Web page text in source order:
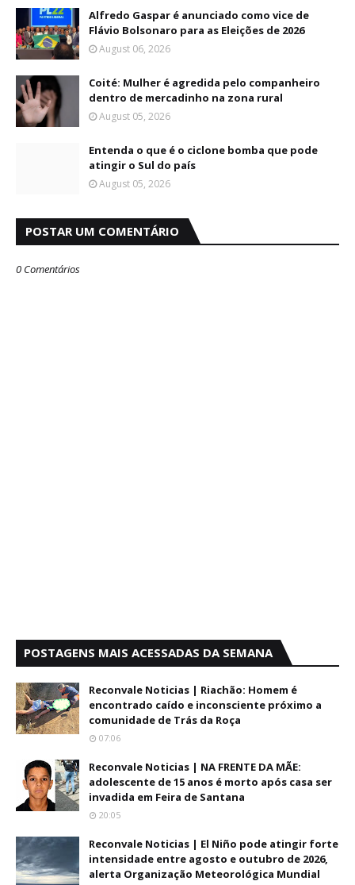
Alfredo Gaspar é anunciado como vice de
Flávio Bolsonaro para as Eleições de 2026
August 06, 2026
Coité: Mulher é agredida pelo companheiro
dentro de mercadinho na zona rural
August 05, 2026
Entenda o que é o ciclone bomba que pode
atingir o Sul do país
August 05, 2026
POSTAR UM COMENTÁRIO
0 Comentários
POSTAGENS MAIS ACESSADAS DA SEMANA
Reconvale Noticias | Riachão: Homem é
encontrado caído e inconsciente próximo a
comunidade de Trás da Roça
07:06
Reconvale Noticias | NA FRENTE DA MÃE:
adolescente de 15 anos é morto após casa ser
invadida em Feira de Santana
20:05
Reconvale Noticias | El Niño pode atingir forte
intensidade entre agosto e outubro de 2026,
alerta Organização Meteorológica Mundial